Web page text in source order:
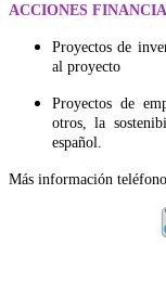
ACCIONES
Proyectos de
al proyecto
Proyectos de
otros, la
español.
Más información